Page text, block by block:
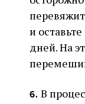
и
дней. На
6. В